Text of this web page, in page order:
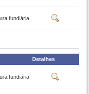
fundiária
Detalhes
fundiária